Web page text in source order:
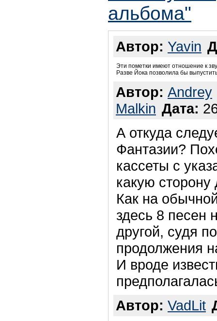
альбома"
Автор: Yavin
Эти пометки имеют отношение к
Разве Йока позволила бы
Автор: Andrey
Malkin Дата:
А откуда
Фантазии?
кассеты с
какую
Как на
здесь 8 песен
другой, судя
продолжения
И вроде
Автор: VadLit